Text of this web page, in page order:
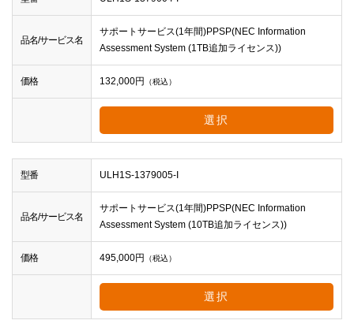
品名/サービス名
サポートサービス(1年間)PPSP(NEC Information
Assessment System (1TB追加ライセンス))
価格 132,000円 （税込）
選択
型番 ULH1S-1379005-I
品名/サービス名
サポートサービス(1年間)PPSP(NEC Information
Assessment System (10TB追加ライセンス))
価格 495,000円 （税込）
選択